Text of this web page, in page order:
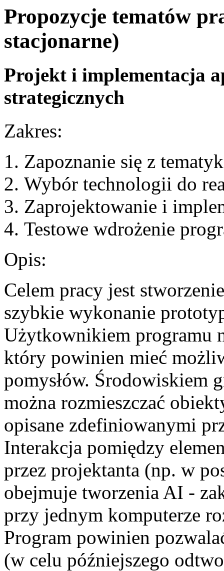
Propozycje tematów
stacjonarne)
Projekt i implementacja
strategicznych
Zakres:
Zapoznanie się z
Wybór technologii do
Zaprojektowanie i
Testowe wdrożenie
Opis:
Celem pracy jest
szybkie wykonanie
Użytkownikiem programu
który powinien mieć
pomysłów. Środowiskiem
można rozmieszczać
opisane zdefiniowanymi
Interakcja pomiędzy
przez projektanta (np. w
obejmuje tworzenia AI -
przy jednym komputerze
Program powinien
(w celu późniejszego